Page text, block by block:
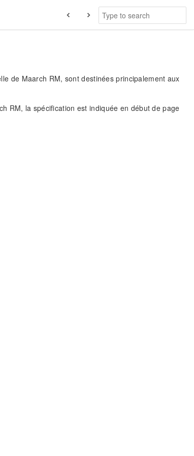
de Maarch RM, sont destinées principalement aux
RM, la spécification est indiquée en début de page